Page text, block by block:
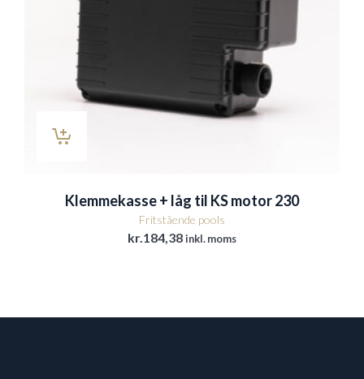
Klemmekasse + låg til KS motor 230
Fritstående pools
kr. 184,38inkl. moms